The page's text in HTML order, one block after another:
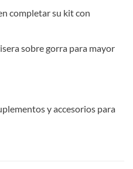
completar su kit con
sobre gorra para mayor
y accesorios para